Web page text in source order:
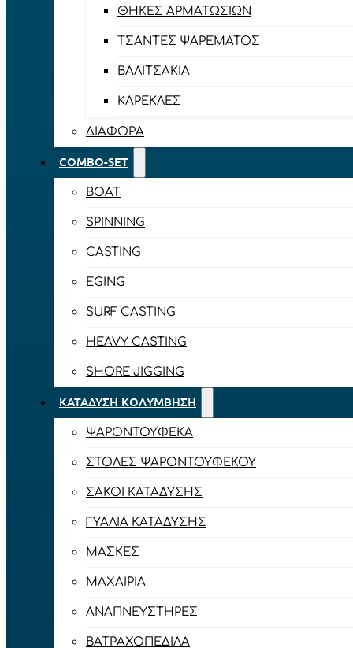
ΘΉΚΕΣ ΑΡΜΑΤΩΣΙΏΝ
ΤΣΆΝΤΕΣ ΨΑΡΈΜΑΤΟΣ
ΒΑΛΙΤΣΆΚΙΑ
ΚΑΡΈΚΛΕΣ
ΔΙΆΦΟΡΑ
COMBO-SET
BOAT
SPINNING
CASTING
EGING
SURF CASTING
HEAVY CASTING
SHORE JIGGING
ΚΑΤΆΔΥΣΗ ΚΟΛΎΜΒΗΣΗ
ΨΑΡΟΝΤΟΎΦΕΚΑ
ΣΤΟΛΈΣ ΨΑΡΟΝΤΟΎΦΕΚΟΥ
ΣΆΚΟΙ ΚΑΤΆΔΥΣΗΣ
ΓΥΑΛΙΆ ΚΑΤΆΔΥΣΗΣ
ΜΆΣΚΕΣ
ΜΑΧΑΊΡΙΑ
ΑΝΑΠΝΕΥΣΤΉΡΕΣ
ΒΑΤΡΑΧΟΠΈΔΙΛΑ